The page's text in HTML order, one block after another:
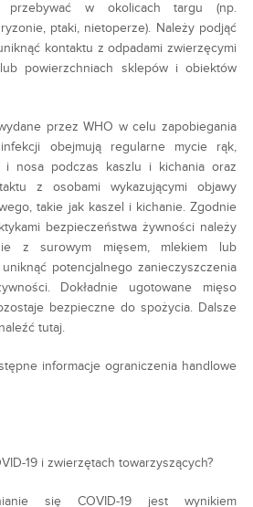
przebywać w okolicach targu (np.
ptaki, nietoperze). Należy podjąć
kontaktu z odpadami zwierzęcymi
powierzchniach sklepów i obiektów
przez WHO w celu zapobiegania
obejmują regularne mycie rąk,
i nosa podczas kaszlu i kichania oraz
z osobami wykazującymi objawy
takie jak kaszel i kichanie. Zgodnie
bezpieczeństwa żywności należy
z surowym mięsem, mlekiem lub
potencjalnego zanieczyszczenia
Dokładnie ugotowane mięso
bezpieczne do spożycia. Dalsze
tutaj.
informacje ograniczenia handlowe
19 i zwierzętach towarzyszących?
się COVID-19 jest wynikiem